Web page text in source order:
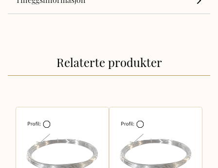
Relaterte produkter